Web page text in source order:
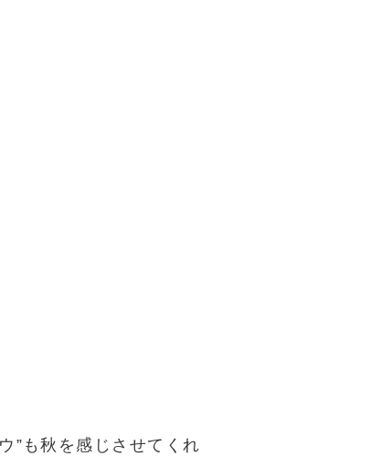
”も秋を感じさせてくれ